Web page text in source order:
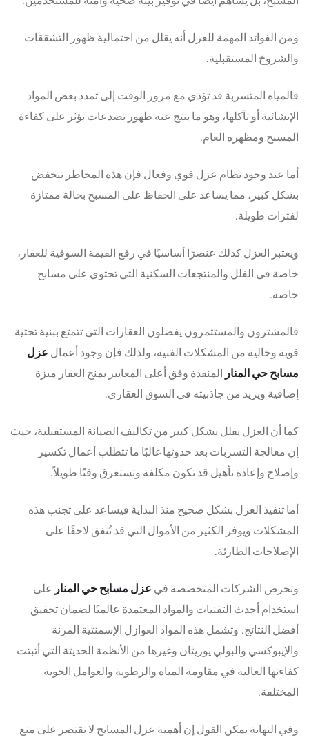
ومن الفوائد المهمة للعزل أنه يقلل من احتمالية ظهور التشققات
والشروخ المستقبلية.
فالمياه المتسربة قد تؤدي مع مرور الوقت إلى تمدد بعض المواد
الإنشائية أو تآكلها، وهو ما ينتج عنه ظهور تصدعات تؤثر على كفاءة
المسبح ومظهره العام.
أما عند وجود نظام عزل قوي وفعال فإن هذه المخاطر تنخفض
بشكل كبير، مما يساعد على الحفاظ على المسبح بحالة ممتازة
لفترات طويلة.
ويعتبر العزل كذلك عنصرًا أساسيًا في رفع القيمة السوقية للعقار،
خاصة في الفلل والمنتجعات السكنية التي تحتوي على مسابح
خاصة.
فالمشترون والمستثمرون يفضلون العقارات التي تتمتع ببنية تحتية
قوية وخالية من المشكلات الفنية، ولذلك فإن وجود أعمال عزل
مسابح حي المنار المنفذة وفق أعلى المعايير يمنح العقار ميزة
إضافية ويزيد من جاذبيته في السوق العقاري.
كما أن العزل يقلل بشكل كبير من تكاليف الصيانة المستقبلية، حيث
إن معالجة التسربات بعد حدوثها غالبًا ما تتطلب أعمال تكسير
وإصلاح وإعادة تأهيل قد تكون مكلفة وتستغرق وقتًا طويلاً.
أما تنفيذ العزل بشكل صحيح منذ البداية فيساعد على تجنب هذه
المشكلات ويوفر الكثير من الأموال التي قد تُنفق لاحقًا على
الإصلاحات الطارئة.
وتحرص الشركات المتخصصة في عزل مسابح حي المنار على
استخدام أحدث التقنيات والمواد المعتمدة عالميًا لضمان تحقيق
أفضل النتائج. وتشمل هذه المواد العوازل الإسمنتية المرنة
والإيبوكسي والبولي يوريثان وغيرها من الأنظمة الحديثة التي أثبتت
كفاءتها العالية في مقاومة المياه والرطوبة والعوامل الجوية
المختلفة.
وفي النهاية يمكن القول إن أهمية عزل المسابح لا تقتصر على منع